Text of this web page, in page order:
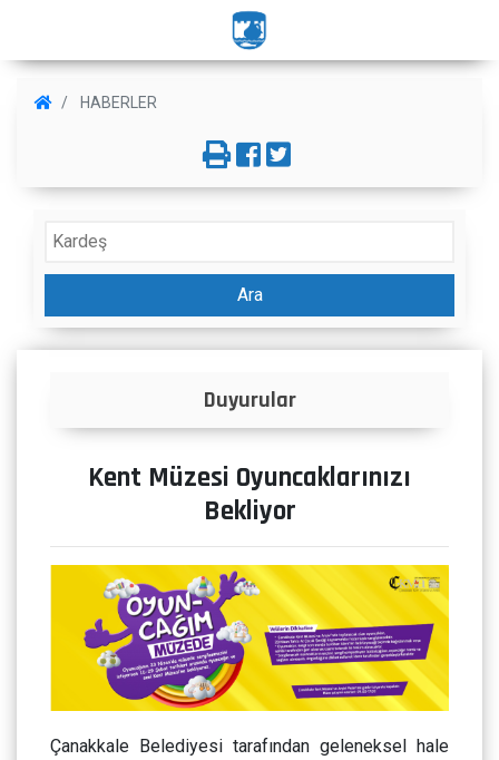
HABERLER
Ara
Duyurular
Kent Müzesi Oyuncaklarınızı
Bekliyor
Çanakkale Belediyesi tarafından geleneksel hale